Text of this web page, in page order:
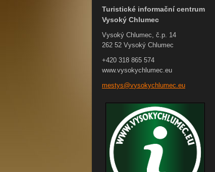
Turistické informační centrum
Vysoký Chlumec
Vysoký Chlumec, č.p. 14
262 52 Vysoký Chlumec
+420 318 865 574
www.vysokychlumec.eu
mestys@vysokychl umec.eu